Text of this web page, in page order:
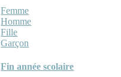
Femme
Homme
Fille
Garçon
Fin année scolaire